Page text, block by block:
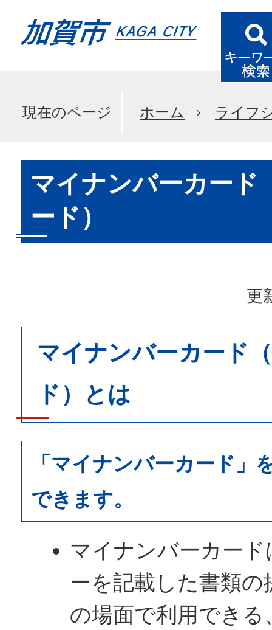
現在のページ ホーム ライフ
マイナンバーカード
ード）
更
マイナンバーカード
ド）とは
「マイナンバーカード」
できます。
マイナンバーカー
ーを記載した書類の
の場面で利用でき